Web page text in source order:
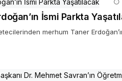
İsmi Parkta
merhum Taner